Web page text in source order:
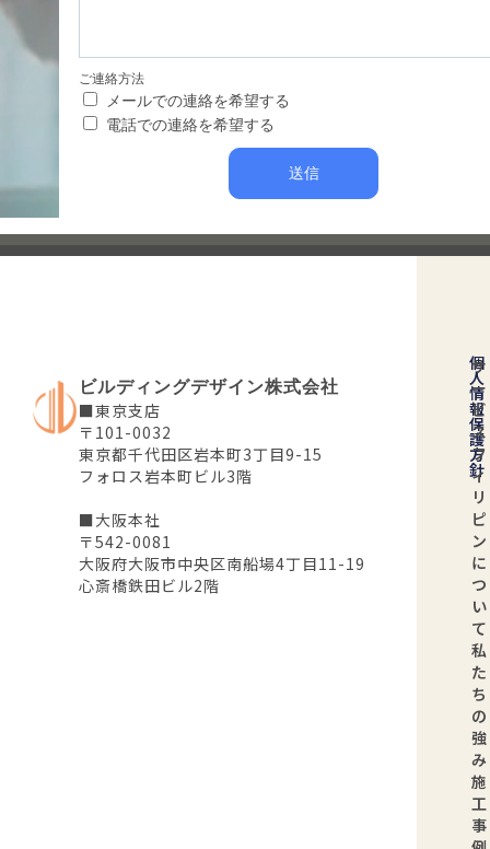
ご連絡方法
メールでの連絡を希望する
電話での連絡を希望する
送信
ビルディングデザイン株式会社
■東京支店
〒101-0032
東京都千代田区岩本町3丁目9-15
フォロス岩本町ビル3階
■大阪本社
〒542-0081
大阪府大阪市中央区南船場4丁目11-19
心斎橋鉄田ビル2階
サ
ー
ビ
ス
フ
ィ
リ
ピ
ン
に
つ
い
て
私
た
ち
の
強
み
施
工
事
個
人
情
報
保
護
方
針